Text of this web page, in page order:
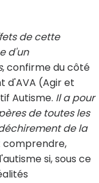
de cette
d'un
, confirme du côté
d'AVA (Agir et
Autisme. Il a pour
de toutes les
de la
si, sous ce